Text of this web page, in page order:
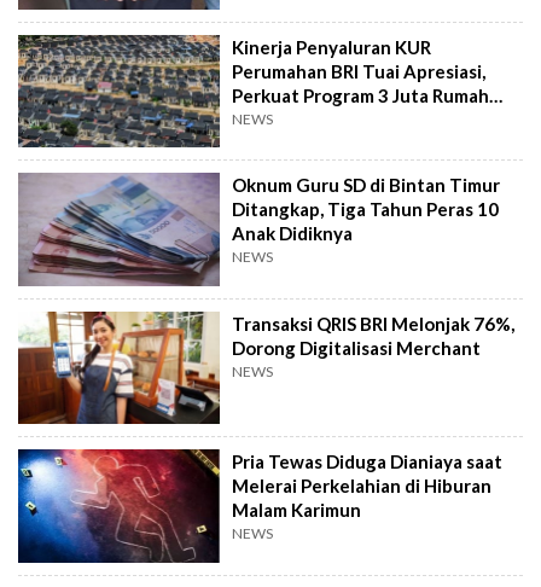
Kinerja Penyaluran KUR
Perumahan BRI Tuai Apresiasi,
Perkuat Program 3 Juta Rumah
Pemerintah
NEWS
Oknum Guru SD di Bintan Timur
Ditangkap, Tiga Tahun Peras 10
Anak Didiknya
NEWS
Transaksi QRIS BRI Melonjak 76%,
Dorong Digitalisasi Merchant
NEWS
Pria Tewas Diduga Dianiaya saat
Melerai Perkelahian di Hiburan
Malam Karimun
NEWS